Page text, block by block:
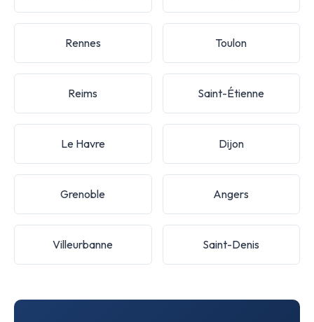
Rennes Toulon
Reims Saint-Étienne
Le Havre Dijon
Grenoble Angers
Villeurbanne Saint-Denis